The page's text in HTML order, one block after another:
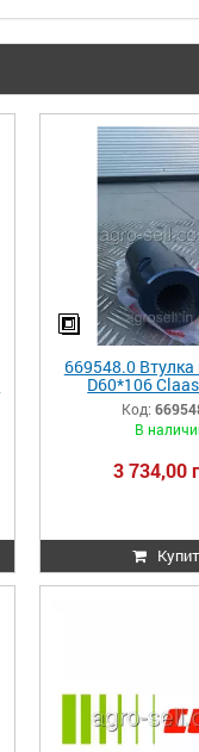
669548.0
D60*106
669548.0
669548
Код:
В
3 734,00